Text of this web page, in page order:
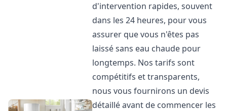
d'intervention rapides, souvent
dans les 24 heures, pour vous
assurer que vous n'êtes pas
laissé sans eau chaude pour
longtemps. Nos tarifs sont
compétitifs et transparents,
nous vous fournirons un devis
détaillé avant de commencer les